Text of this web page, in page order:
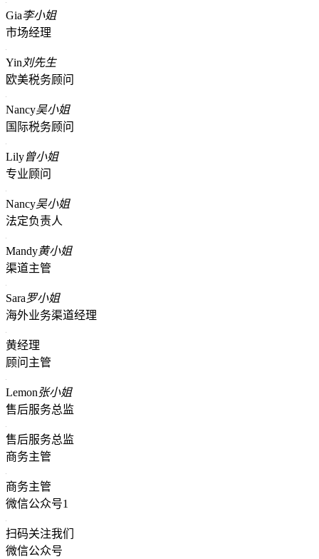
Gia李小姐
市场经理
Yin 刘先生
欧美税务顾问
Nancy吴小姐
国际税务顾问
Lily曾小姐
专业顾问
Nancy吴小姐
法定负责人
Mandy黄小姐
渠道主管
Sara罗小姐
海外业务渠道经理
黄经理
顾问主管
Lemon张小姐
售后服务总监
售后服务总监
商务主管
商务主管
微信公众号1
扫码关注我们
微信公众号